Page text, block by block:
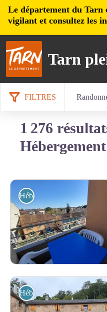
Le département du Tarn
vigilant et consultez les
Tarn
FILTRES
1 276
Hébergement
Hébergement
Hébergement